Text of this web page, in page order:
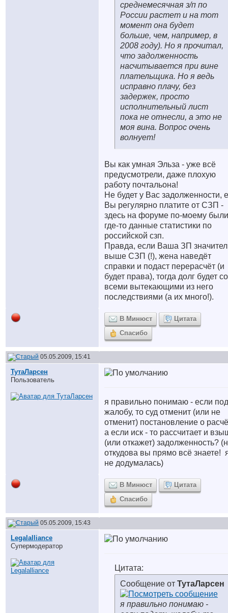
среднемесячная з/п по
России растет и на тот
момент она будет
больше, чем, например, в
2008 году). Но я прочитал,
что задолженность
насчитывается при вине
плательщика. Но я ведь
исправно плачу, без
задержек, просто
исполнительный лист
пока не отнесли, а это не
моя вина. Вопрос очень
волнует!
Вы как умная Эльза - уже всё
предусмотрели, даже плохую
работу почтальона!
Не будет у Вас задолженности,
Вы регулярно платите от СЗП -
здесь на форуме по-моему были
где-то данные статистики по
российской сзп.
Правда, если Ваша ЗП
выше СЗП (!), жена наведёт
справки и подаст перерасчёт (и
будет права), тогда долг будет со
всеми вытекающими из него
последствиями (а их много!).
В Минюст
Цитата
Спасибо
05.05.2009, 15:41
ТутаЛарсен
Пользователь
я правильно понимаю - если
жалобу, то суд отменит (или не
отменит) постановление о
а если иск - то рассчитает и
(или откажет) задолженность?
откудова вы прямо всё знаете!
не додумалась)
В Минюст
Цитата
Спасибо
05.05.2009, 15:43
Legalalliance
Супермодератор
Цитата:
Сообщение от ТутаЛарсен
я правильно понимаю -